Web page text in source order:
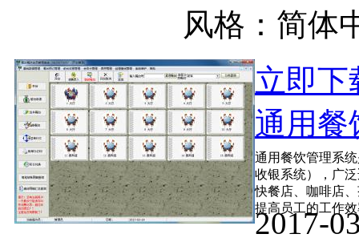
风格：简
立即下
通用餐
通用餐饮管理系
收银系统），广
快餐店、咖啡店
提高员工的工作